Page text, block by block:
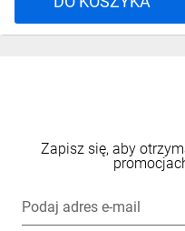
Zapisz się, aby
Podaj adres e-mail